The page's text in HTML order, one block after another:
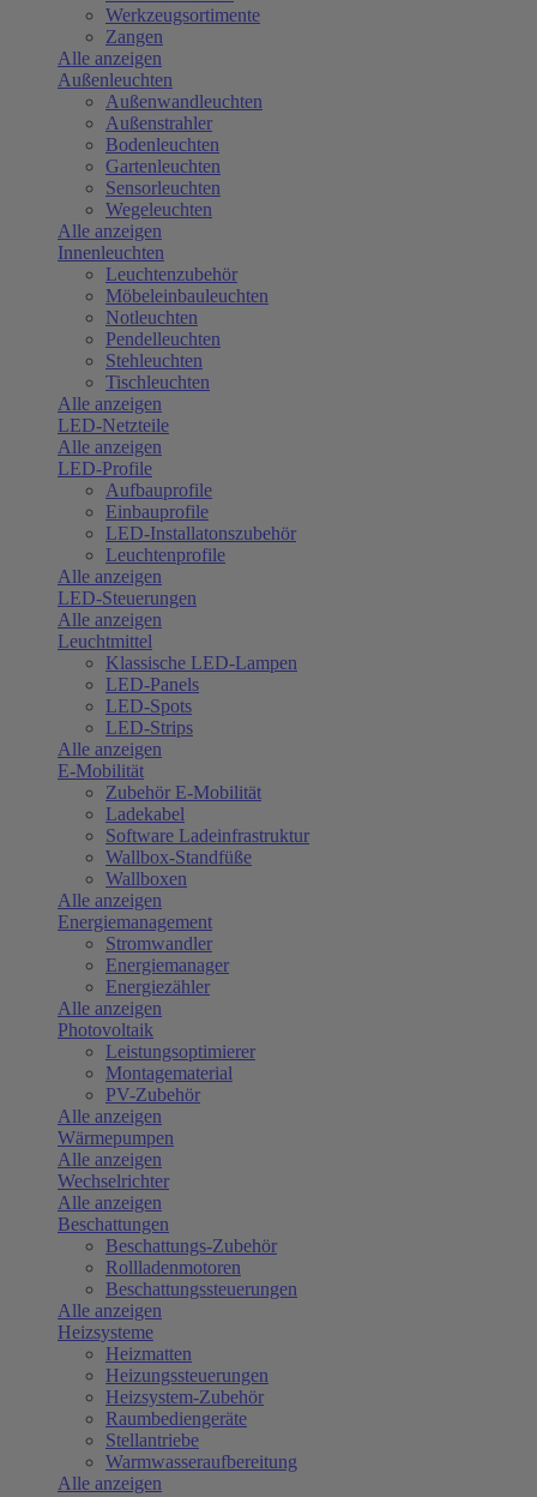
Werkzeugsortimente
Zangen
Alle anzeigen
Außenleuchten
Außenwandleuchten
Außenstrahler
Bodenleuchten
Gartenleuchten
Sensorleuchten
Wegeleuchten
Alle anzeigen
Innenleuchten
Leuchtenzubehör
Möbeleinbauleuchten
Notleuchten
Pendelleuchten
Stehleuchten
Tischleuchten
Alle anzeigen
LED-Netzteile
Alle anzeigen
LED-Profile
Aufbauprofile
Einbauprofile
LED-Installatonszubehör
Leuchtenprofile
Alle anzeigen
LED-Steuerungen
Alle anzeigen
Leuchtmittel
Klassische LED-Lampen
LED-Panels
LED-Spots
LED-Strips
Alle anzeigen
E-Mobilität
Zubehör E-Mobilität
Ladekabel
Software Ladeinfrastruktur
Wallbox-Standfüße
Wallboxen
Alle anzeigen
Energiemanagement
Stromwandler
Energiemanager
Energiezähler
Alle anzeigen
Photovoltaik
Leistungsoptimierer
Montagematerial
PV-Zubehör
Alle anzeigen
Wärmepumpen
Alle anzeigen
Wechselrichter
Alle anzeigen
Beschattungen
Beschattungs-Zubehör
Rollladenmotoren
Beschattungssteuerungen
Alle anzeigen
Heizsysteme
Heizmatten
Heizungssteuerungen
Heizsystem-Zubehör
Raumbediengeräte
Stellantriebe
Warmwasseraufbereitung
Alle anzeigen